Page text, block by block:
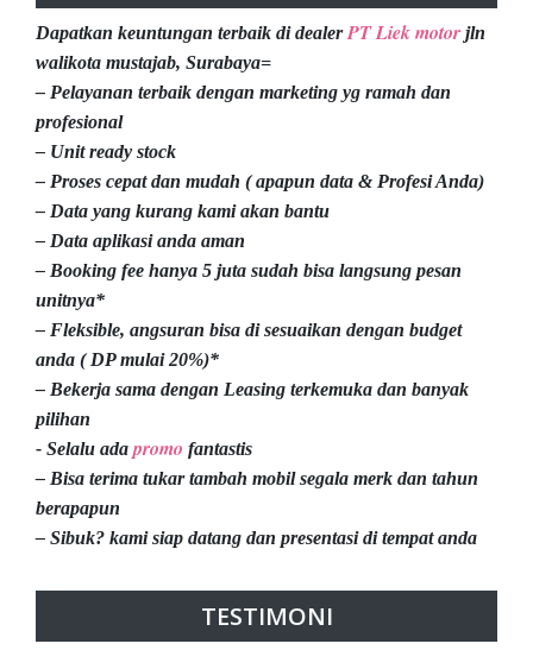
Dapatkan keuntungan terbaik di dealerPT Liek motor jln
walikota mustajab, Surabaya=
– Pelayanan terbaik dengan marketing yg ramah dan
profesional
– Unit ready stock
– Proses cepat dan mudah ( apapun data & Profesi Anda)
– Data yang kurang kami akan bantu
– Data aplikasi anda aman
– Booking fee hanya 5 juta sudah bisa langsung pesan
unitnya*
– Fleksible, angsuran bisa di sesuaikan dengan budget
anda ( DP mulai 20%)*
– Bekerja sama dengan Leasing terkemuka dan banyak
pilihan
- Selalu ada promo fantastis
– Bisa terima tukar tambah mobil segala merk dan tahun
berapapun
– Sibuk? kami siap datang dan presentasi di tempat anda
TESTIMONI